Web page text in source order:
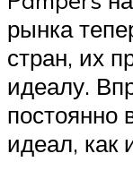
рынка
стран, их
идеалу.
постоянно
идеал, как